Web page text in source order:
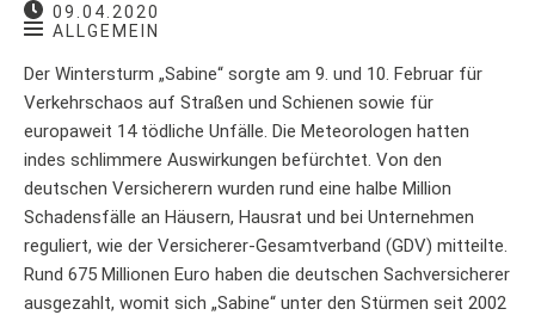
09.04.2020
ALLGEMEIN
Der Wintersturm „Sabine“ sorgte am 9. und 10. Februar für
Verkehrschaos auf Straßen und Schienen sowie für
europaweit 14 tödliche Unfälle. Die Meteorologen hatten
indes schlimmere Auswirkungen befürchtet. Von den
deutschen Versicherern wurden rund eine halbe Million
Schadensfälle an Häusern, Hausrat und bei Unternehmen
reguliert, wie der Versicherer-Gesamtverband (GDV) mitteilte.
Rund 675 Millionen Euro haben die deutschen Sachversicherer
ausgezahlt, womit sich „Sabine“ unter den Stürmen seit 2002